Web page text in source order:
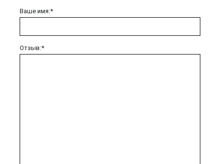
Ваше имя:*
Отзыв:*